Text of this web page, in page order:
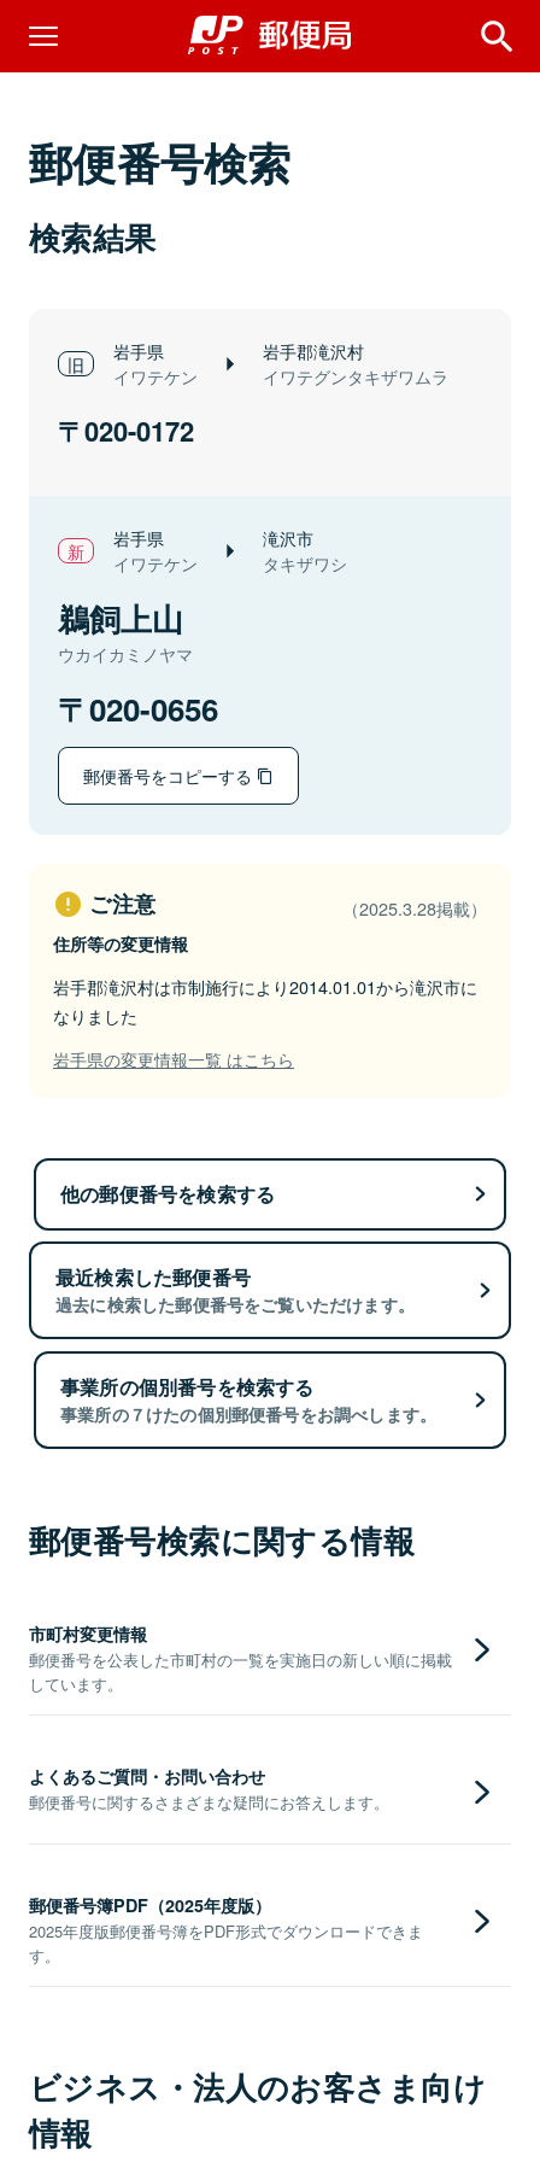
郵便番号検索
検索結果
岩手県
イワテケン
岩手郡滝沢村
イワテグンタキザワムラ
020-0172
岩手県
イワテケン
滝沢市
タキザワシ
鵜飼上山
ウカイカミノヤマ
020-0656
郵便番号をコピーする
ご注意 （2025.3.28掲載）
住所等の変更情報
岩手郡滝沢村は市制施行により2014.01.01から滝沢市に
なりました
岩手県の変更情報一覧 はこちら
他の郵便番号を検索する
最近検索した郵便番号
過去に検索した郵便番号をご覧いただけます。
事業所の個別番号を検索する
事業所の７けたの個別郵便番号をお調べします。
郵便番号検索に関する情報
市町村変更情報
郵便番号を公表した市町村の一覧を実施日の新しい順に掲載
しています。
よくあるご質問・お問い合わせ
郵便番号に関するさまざまな疑問にお答えします。
郵便番号簿PDF（2025年度版）
2025年度版郵便番号簿をPDF形式でダウンロードできま
す。
ビジネス・法人のお客さま向け
情報